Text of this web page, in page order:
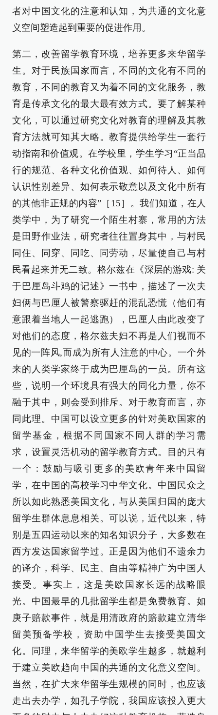
者对中国文化的注意和认知，为共通的文化意
义空间塑造起到重要的促进作用。
第二，改善留学教育环境，培养更多来华留学
生。对于民族国家而言，不同的文化有不同的
教育，不同的教育又为着不同的文化服务，教
育是传承文化的最大最有效方式。要了解某种
文化，可以通过研究文化对教育的理解及其教
育方法就可知其大略。教育提供给学生一套行
动指南和价值观。在学校里，学生学习“正当品
行的规范、各种文化价值观、如何待人、如何
认识性别差异、如何表示敬意以及文化中所有
的其他非正规的内容”［15］。我们知道，在人
类学中，为了研究一个陌生村寨，常用的方法
是田野作业法，研究者往往置身其中，与村民
同住、同穿、同吃、同劳动，尽量使自己与村
民看起来并无二致。格尔兹在《深层的游戏: 关
于巴厘岛斗鸡的记述》一书中，描述了一次夫
妇俩与巴厘人被警察驱赶的混乱恐慌（他们有
意跟着当地人一起逃跑），巴厘人由此改变了
对他们的态度，格尔兹夫妇不再是人们视而不
见的一阵风,而成为所有人注意的中心。一个外
来的人类学家终于成为巴厘岛的一员。所有这
些，说明一个环境具有强大的同化力量，你不
融于其中，则会受到排斥。对于教育而言，亦
同此理。中国可以设立更多的针对美欧国家的
留学基金，根据不同国家不同人群的学习需
求，设置灵活机动的留学教育方式。目的只有
一个：鼓励与吸引更多的美欧青年来中国留
学，在中国的高校学习中华文化。中国民众之
所以如此熟悉美国文化，与从美国归国的庞大
留学生群体息息相关。可以说，近代以来，特
别是五四运动以来的知名知识分子，大多数在
西方发达国家留学过。正是因为他们不遗余力
的译介，科学、民主、自由等精神广为中国人
接受。事实上，这是美欧国家长远的战略眼
光。中国最早的几批留学生都是免费教育。如
庚子赔款事件，就是用清政府的赔款建立清华
留美预备学校，资助中国学生去接受美国文
化。同理，来华留学的美欧学生越多，就越利
于建立美欧趋向中国的共通的文化意义空间。
当然，在扩大来华留学生规模的同时，也应该
走出去办学，如孔子学院，我国应该投入更大